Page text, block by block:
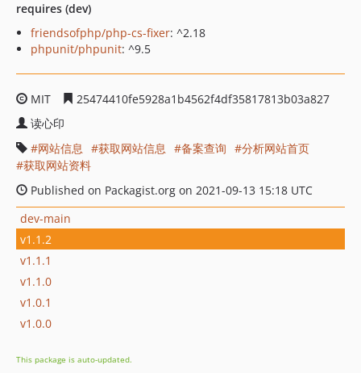
requires (dev)
friendsofphp/php-cs-fixer: ^2.18
phpunit/phpunit: ^9.5
MIT
25474410fe5928a1b4562f4df35817813b03a827
读心印
网站信息
获取网站信息 备案查询
分析网站首页
获取网站资料
Published on Packagist.org on 2021-09-13 15:18 UTC
dev-main
v1.1.2
v1.1.1
v1.1.0
v1.0.1
v1.0.0
This package is auto-updated.